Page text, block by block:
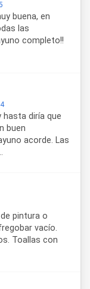
buena, en
las
completo!!
hasta diría que
buen
acorde. Las
pintura o
vacío.
Toallas con